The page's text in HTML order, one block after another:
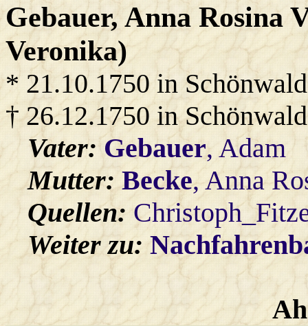
Gebauer, Anna Rosina
Veronika)
* 21.10.1750 in
† 26.12.1750 in
Vater:Gebauer, Adam
Mutter:Becke, Anna
Quellen:
Weiter zu: